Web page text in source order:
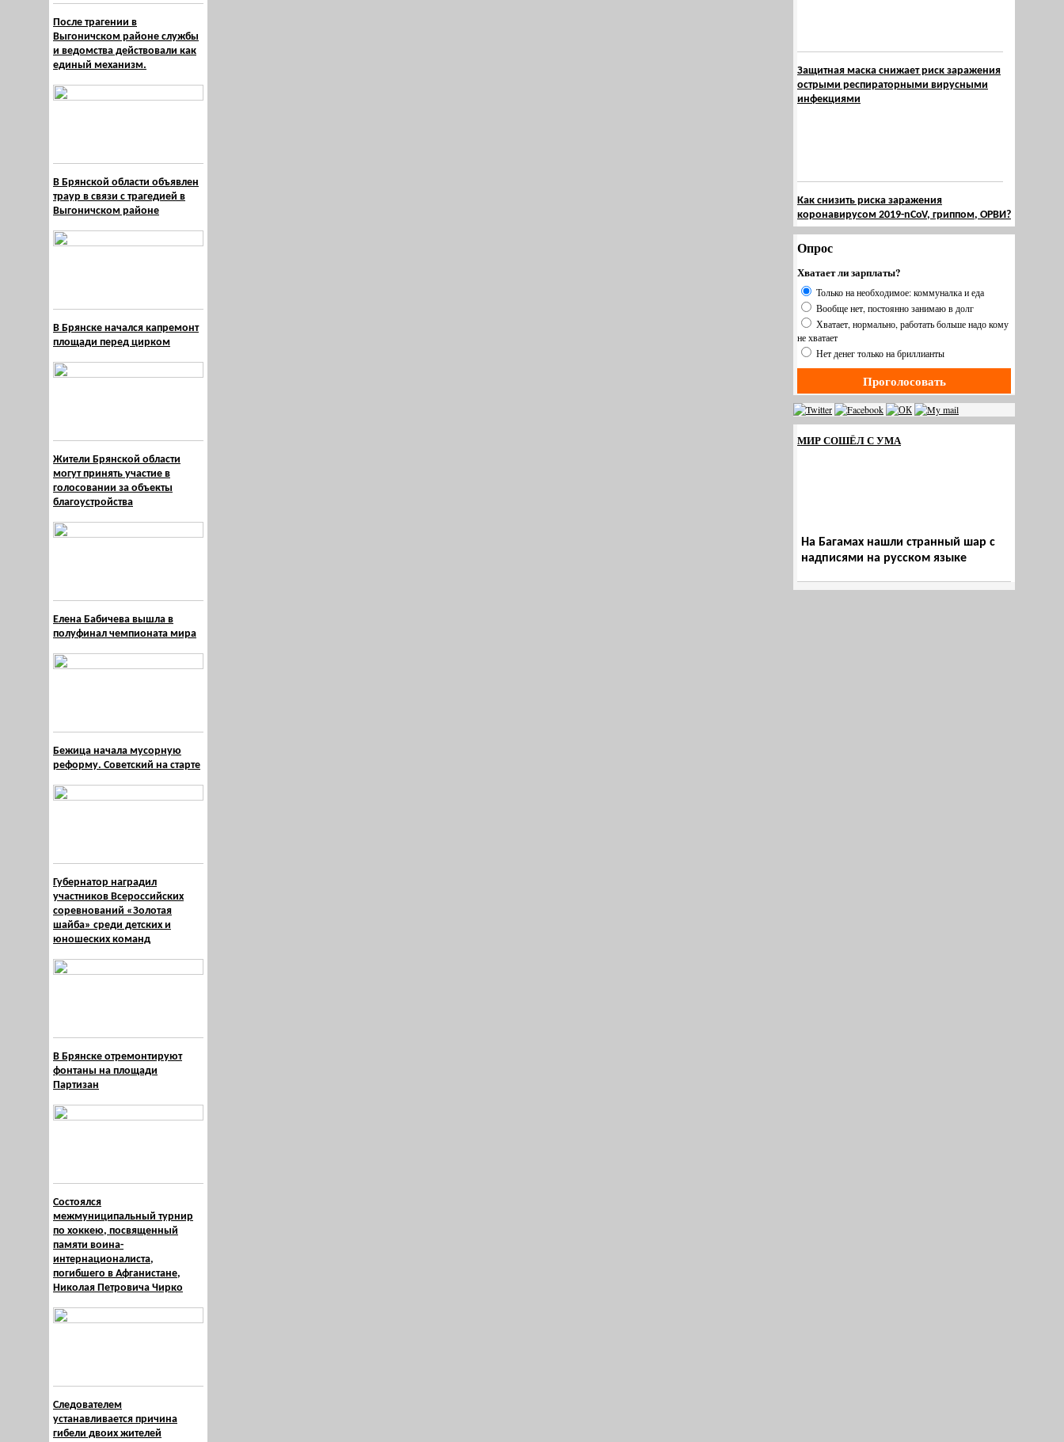
После трагении в
Выгоничском районе службы
и ведомства действовали как
единый механизм.
В Брянской области объявлен
траур в связи с трагедией в
Выгоничском районе
В Брянске начался капремонт
площади перед цирком
Жители Брянской области
могут принять участие в
голосовании за объекты
благоустройства
Елена Бабичева вышла в
полуфинал чемпионата мира
Бежица начала мусорную
реформу. Советский на старте
Губернатор наградил
участников Всероссийских
соревнований «Золотая
шайба» среди детских и
юношеских команд
В Брянске отремонтируют
фонтаны на площади
Партизан
Состоялся
межмуниципальный турнир
по хоккею, посвященный
памяти воина-
интернационалиста,
погибшего в Афганистане,
Николая Петровича Чирко
Следователем
устанавливается причина
гибели двоих жителей
Защитная маска снижает риск заражения
острыми респираторными вирусными
инфекциями
Как снизить риска заражения
коронавирусом 2019-nCoV, гриппом, ОРВИ?
Опрос
Хватает ли зарплаты?
Только на необходимое: коммуналка и еда
Вообще нет, постоянно занимаю в долг
Хватает, нормально, работать больше надо кому
не хватает
Нет денег только на бриллианты
Проголосовать
МИР СОШЁЛ С УМА
На Багамах нашли странный шар с
надписями на русском языке